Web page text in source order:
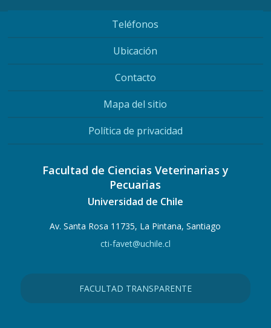
Teléfonos
Ubicación
Contacto
Mapa del sitio
Política de privacidad
Facultad de Ciencias Veterinarias y
Pecuarias
Universidad de Chile
Av. Santa Rosa 11735, La Pintana, Santiago
cti-favet@uchile.cl
FACULTAD TRANSPARENTE